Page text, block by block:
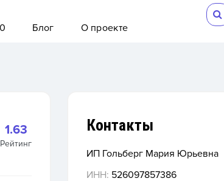
Блог О проекте
1.63
Рейтинг
Контакты
ИП Гольберг Мария Юрьевна
ИНН: 526097857386